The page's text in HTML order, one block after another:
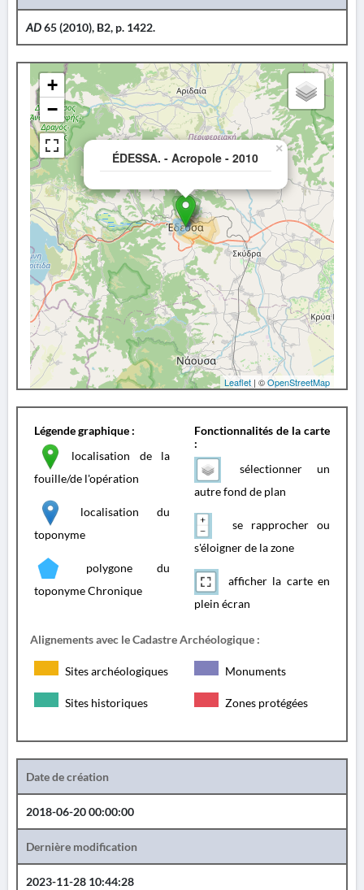
AD65 (2010), B2, p. 1422.
ÉDESSA. - Acropole - 2010
×
+
−
Leaflet | ©OpenStreetMap
Légende graphique :
localisation de la
fouille/de l'opération
localisation du
toponyme
polygone du
toponyme Chronique
Fonctionnalités de la carte
:
sélectionner un
autre fond de plan
se rapprocher ou
s'éloigner de la zone
afficher la carte en
plein écran
Alignements avec le Cadastre Archéologique :
Sites archéologiques Monuments
Sites historiques Zones protégées
Date de création
2018-06-20 00:00:00
Dernière modification
2023-11-28 10:44:28